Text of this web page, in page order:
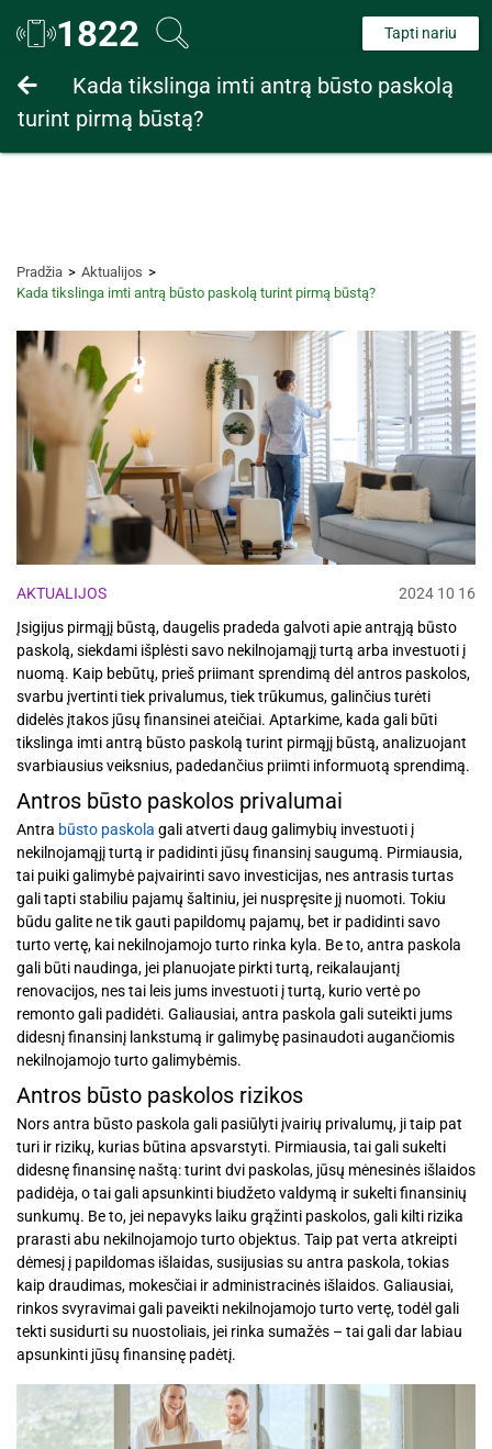
1822 Tapti nariu
Fiziniams asmenims
Kada tikslinga imti antrą būsto paskolą
turint pirmą būstą?
Pradžia
Aktualijos
Kada tikslinga imti antrą būsto paskolą turint pirmą būstą?
AKTUALIJOS
2024 10 16
Įsigijus pirmąjį būstą, daugelis pradeda galvoti apie antrąją būsto
paskolą, siekdami išplėsti savo nekilnojamąjį turtą arba investuoti į
nuomą. Kaip bebūtų, prieš priimant sprendimą dėl antros paskolos,
svarbu įvertinti tiek privalumus, tiek trūkumus, galinčius turėti
didelės įtakos jūsų finansinei ateičiai. Aptarkime, kada gali būti
tikslinga imti antrą būsto paskolą turint pirmąjį būstą, analizuojant
svarbiausius veiksnius, padedančius priimti informuotą sprendimą.
Antros būsto paskolos privalumai
Antra būsto paskola gali atverti daug galimybių investuoti į
nekilnojamąjį turtą ir padidinti jūsų finansinį saugumą. Pirmiausia,
tai puiki galimybė paįvairinti savo investicijas, nes antrasis turtas
gali tapti stabiliu pajamų šaltiniu, jei nuspręsite jį nuomoti. Tokiu
būdu galite ne tik gauti papildomų pajamų, bet ir padidinti savo
turto vertę, kai nekilnojamojo turto rinka kyla. Be to, antra paskola
gali būti naudinga, jei planuojate pirkti turtą, reikalaujantį
renovacijos, nes tai leis jums investuoti į turtą, kurio vertė po
remonto gali padidėti. Galiausiai, antra paskola gali suteikti jums
didesnį finansinį lankstumą ir galimybę pasinaudoti augančiomis
nekilnojamojo turto galimybėmis.
Antros būsto paskolos rizikos
Nors antra būsto paskola gali pasiūlyti įvairių privalumų, ji taip pat
turi ir rizikų, kurias būtina apsvarstyti. Pirmiausia, tai gali sukelti
didesnę finansinę naštą: turint dvi paskolas, jūsų mėnesinės išlaidos
padidėja, o tai gali apsunkinti biudžeto valdymą ir sukelti finansinių
sunkumų. Be to, jei nepavyks laiku grąžinti paskolos, gali kilti rizika
prarasti abu nekilnojamojo turto objektus. Taip pat verta atkreipti
dėmesį į papildomas išlaidas, susijusias su antra paskola, tokias
kaip draudimas, mokesčiai ir administracinės išlaidos. Galiausiai,
rinkos svyravimai gali paveikti nekilnojamojo turto vertę, todėl gali
tekti susidurti su nuostoliais, jei rinka sumažės – tai gali dar labiau
apsunkinti jūsų finansinę padėtį.